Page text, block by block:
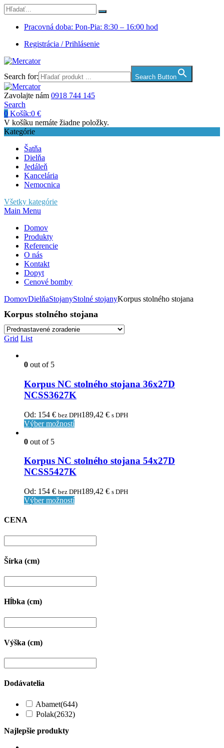
Pracovná doba: Pon-Pia: 8:30 – 16:00 hod
Registrácia / Prihlásenie
Search for: Search Button
Zavolajte nám 0918 744 145
Search
0 Košík:0 €
V košíku nemáte žiadne položky.
Kategórie
Šatňa
Dielňa
Jedáleň
Kancelária
Nemocnica
Všetky kategórie
Main Menu
Domov
Produkty
Referencie
O nás
Kontakt
Dopyt
Cenové bomby
DomovDielňaStojanyStolné stojanyKorpus stolného stojana
Korpus stolného stojana
Grid List
0 out of 5
Korpus NC stolného stojana 36x27D
NCSS3627K
Od: 154 € bez DPH189,42 € s DPH
Výber možností
0 out of 5
Korpus NC stolného stojana 54x27D
NCSS5427K
Od: 154 € bez DPH189,42 € s DPH
Výber možností
CENA
Šírka (cm)
Hĺbka (cm)
Výška (cm)
Dodávatelia
Abamet(644)
Polak(2632)
Najlepšie produkty